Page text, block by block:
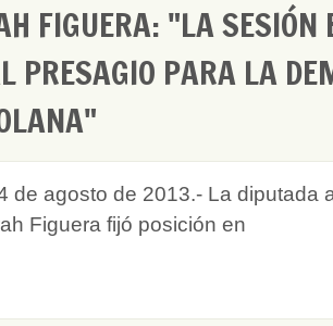
FIGUERA: "LA SESIÓN
PRESAGIO PARA LA
de agosto de 2013.- La diputada
Figuera fijó posición en